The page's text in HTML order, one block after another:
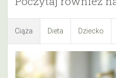
Ciąża Dieta Dziecko